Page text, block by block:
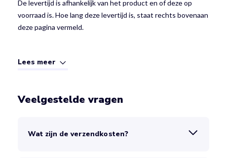
De levertijd is afhankelijk van het product en of deze op
voorraad is. Hoe lang deze levertijd is, staat rechts bovenaan
deze pagina vermeld.
Lees meer
Veelgestelde vragen
Wat zijn de verzendkosten?